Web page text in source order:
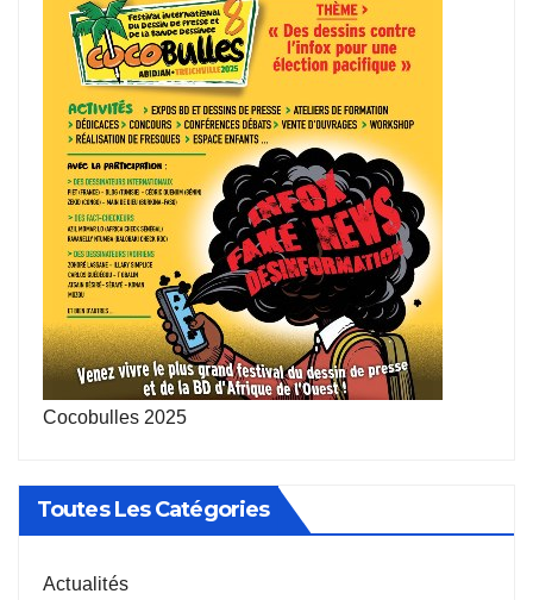
Cocobulles 2025
Toutes Les Catégories
Actualités